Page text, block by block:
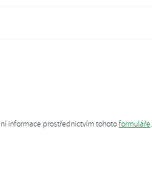
informace prostřednictvím tohotoformuláře.